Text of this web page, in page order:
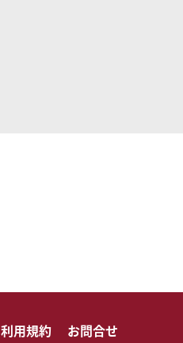
利用規約 お問合せ